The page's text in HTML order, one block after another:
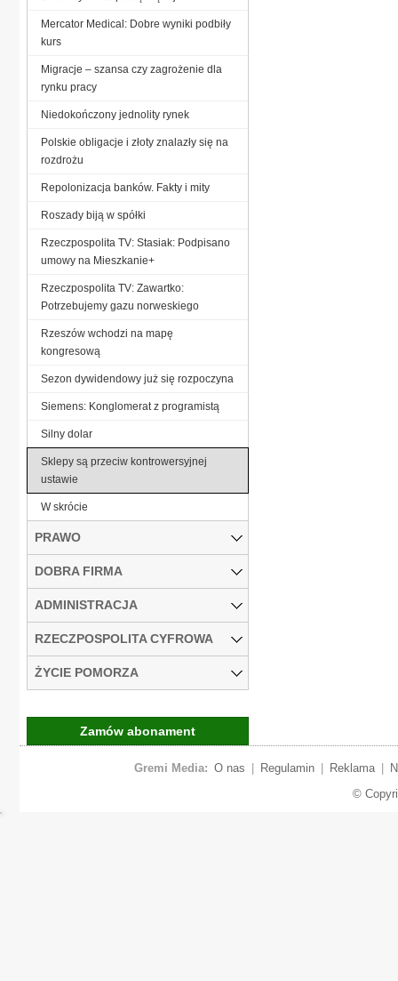
Mercator Medical: Dobre wyniki podbiły
kurs
Migracje – szansa czy zagrożenie dla
rynku pracy
Niedokończony jednolity rynek
Polskie obligacje i złoty znalazły się na
rozdrożu
Repolonizacja banków. Fakty i mity
Roszady biją w spółki
Rzeczpospolita TV: Stasiak: Podpisano
umowy na Mieszkanie+
Rzeczpospolita TV: Zawartko:
Potrzebujemy gazu norweskiego
Rzeszów wchodzi na mapę
kongresową
Sezon dywidendowy już się rozpoczyna
Siemens: Konglomerat z programistą
Silny dolar
Sklepy są przeciw kontrowersyjnej
ustawie
W skrócie
PRAWO
DOBRA FIRMA
ADMINISTRACJA
RZECZPOSPOLITA CYFROWA
ŻYCIE POMORZA
Zamów abonament
Gremi Media: O nas Regulamin Reklama
©